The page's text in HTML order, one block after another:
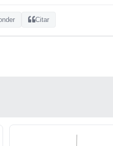
Citar